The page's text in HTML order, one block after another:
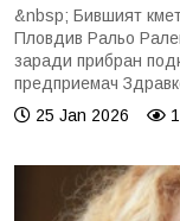
&nbsp; Бившият
Пловдив Ральо
заради прибран
предприемач
25 Jan 2026